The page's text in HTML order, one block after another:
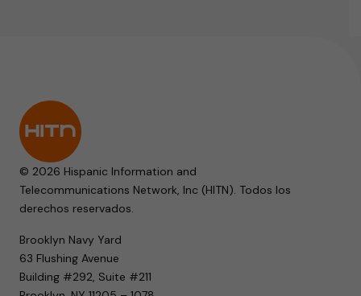
© 2026 Hispanic Information and
Telecommunications Network, Inc (HITN). Todos los
derechos reservados.
Brooklyn Navy Yard
63 Flushing Avenue
Building #292, Suite #211